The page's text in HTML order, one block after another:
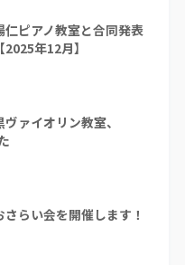
仁ピアノ教室と合同発表
年12月】
ヴァイオリン教室、
さらい会を開催します！